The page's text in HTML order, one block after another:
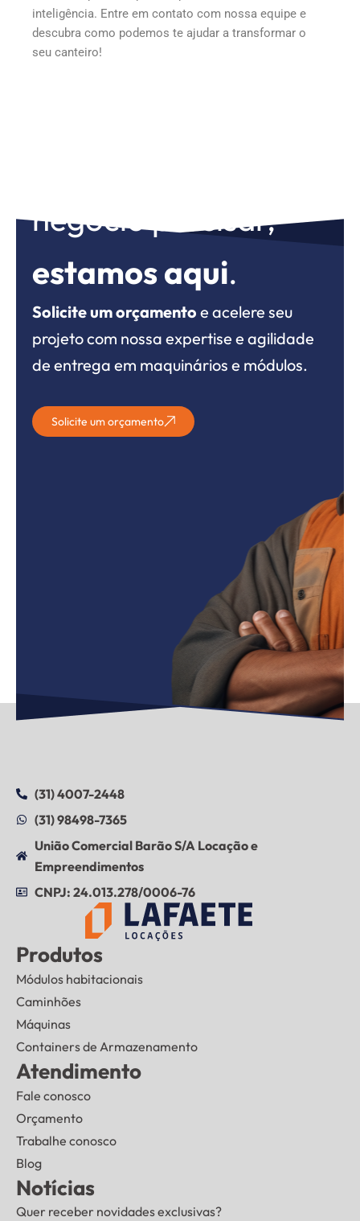
inteligência. Entre em contato com nossa equipe e
descubra como podemos te ajudar a transformar o
seu canteiro!
negócio precisar,
estamos aqui.
Solicite um orçamento e acelere seu
projeto com nossa expertise e agilidade
de entrega em maquinários e módulos.
Solicite um orçamento
(31) 4007-2448
(31) 98498-7365
União Comercial Barão S/A Locação e
Empreendimentos
CNPJ: 24.013.278/0006-76
Produtos
Módulos habitacionais
Caminhões
Máquinas
Containers de Armazenamento
Atendimento
Fale conosco
Orçamento
Trabalhe conosco
Blog
Notícias
Quer receber novidades exclusivas?